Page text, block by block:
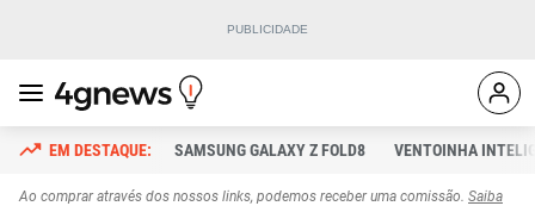
SAMSUNG GALAXY Z FOLD8 VENTOINHA
Ao comprar através dos nossos links, podemos receber uma comissão. Saiba